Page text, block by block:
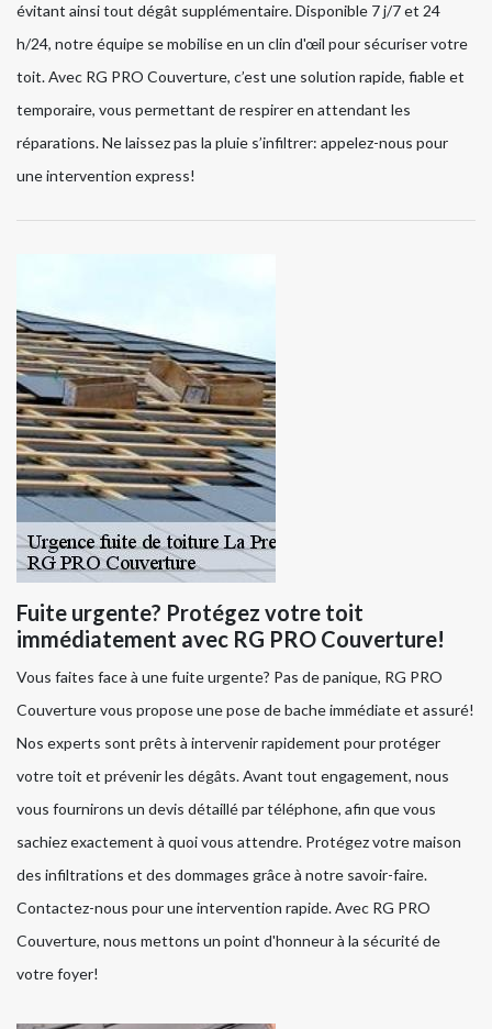
évitant ainsi tout dégât supplémentaire. Disponible 7 j/7 et 24
h/24, notre équipe se mobilise en un clin d'œil pour sécuriser votre
toit. Avec RG PRO Couverture, c’est une solution rapide, fiable et
temporaire, vous permettant de respirer en attendant les
réparations. Ne laissez pas la pluie s’infiltrer: appelez-nous pour
une intervention express!
Fuite urgente? Protégez votre toit
immédiatement avec RG PRO Couverture!
Vous faites face à une fuite urgente? Pas de panique, RG PRO
Couverture vous propose une pose de bache immédiate et assuré!
Nos experts sont prêts à intervenir rapidement pour protéger
votre toit et prévenir les dégâts. Avant tout engagement, nous
vous fournirons un devis détaillé par téléphone, afin que vous
sachiez exactement à quoi vous attendre. Protégez votre maison
des infiltrations et des dommages grâce à notre savoir-faire.
Contactez-nous pour une intervention rapide. Avec RG PRO
Couverture, nous mettons un point d'honneur à la sécurité de
votre foyer!